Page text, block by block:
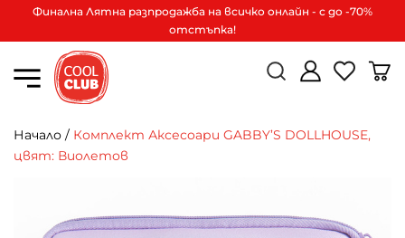
Финална Лятна разпродажба на всичко онлайн - с до -70%
отстъпка!
Начало / Комплект Аксесoари GABBY’S DOLLHOUSE,
цвят: Виолетов